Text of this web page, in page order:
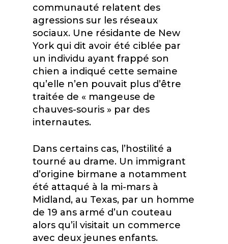
communauté relatent des
agressions sur les réseaux
sociaux. Une résidante de New
York qui dit avoir été ciblée par
un individu ayant frappé son
chien a indiqué cette semaine
qu’elle n’en pouvait plus d’être
traitée de « mangeuse de
chauves-souris » par des
internautes.
Dans certains cas, l’hostilité a
tourné au drame. Un immigrant
d’origine birmane a notamment
été attaqué à la mi-mars à
Midland, au Texas, par un homme
de 19 ans armé d’un couteau
alors qu’il visitait un commerce
avec deux jeunes enfants.